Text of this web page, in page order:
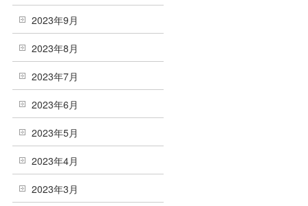
2023年9月
2023年8月
2023年7月
2023年6月
2023年5月
2023年4月
2023年3月